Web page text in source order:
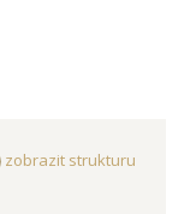
zobrazit strukturu